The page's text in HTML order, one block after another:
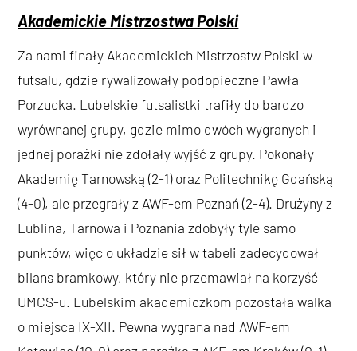
Akademickie Mistrzostwa Polski
Za nami finały Akademickich Mistrzostw Polski w
futsalu, gdzie rywalizowały podopieczne Pawła
Porzucka. Lubelskie futsalistki trafiły do bardzo
wyrównanej grupy, gdzie mimo dwóch wygranych i
jednej porażki nie zdołały wyjść z grupy. Pokonały
Akademię Tarnowską (2-1) oraz Politechnikę Gdańską
(4-0), ale przegrały z AWF-em Poznań (2-4). Drużyny z
Lublina, Tarnowa i Poznania zdobyły tyle samo
punktów, więc o układzie sił w tabeli zadecydował
bilans bramkowy, który nie przemawiał na korzyść
UMCS-u. Lubelskim akademiczkom pozostała walka
o miejsca IX-XII. Pewna wygrana nad AWF-em